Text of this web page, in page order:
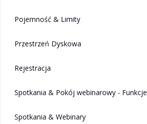
Pojemność & Limity
Przestrzeń Dyskowa
Rejestracja
Spotkania & Pokój webinarowy - Funkcje
Spotkania & Webinary